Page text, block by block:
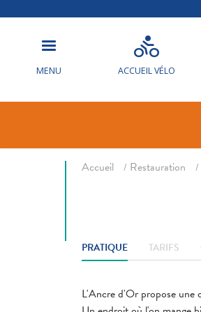
MENU ACCUEIL VÉLO
Accueil Restauration
PRATIQUE TARIFS
L'Ancre d'Or propose une